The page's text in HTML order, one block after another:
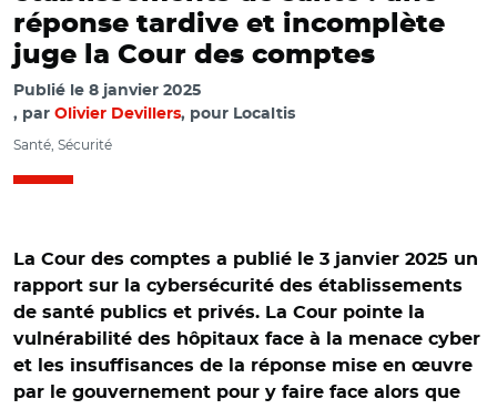
réponse tardive et incomplète
juge la Cour des comptes
Publié le 8 janvier 2025
par Olivier Devillers, pour Localtis
Santé, Sécurité
La Cour des comptes a publié le 3 janvier 2025 un
rapport sur la cybersécurité des établissements
de santé publics et privés. La Cour pointe la
vulnérabilité des hôpitaux face à la menace cyber
et les insuffisances de la réponse mise en œuvre
par le gouvernement pour y faire face alors que